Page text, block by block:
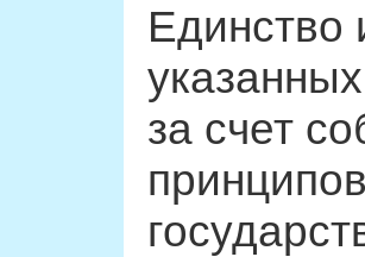
Единство
за счет